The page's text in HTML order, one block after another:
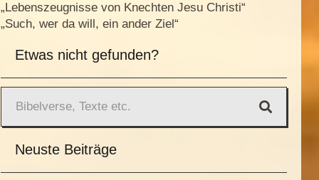
„Lebenszeugnisse von Knechten Jesu Christi“
„Such, wer da will, ein ander Ziel“
Etwas nicht gefunden?
Neuste Beiträge